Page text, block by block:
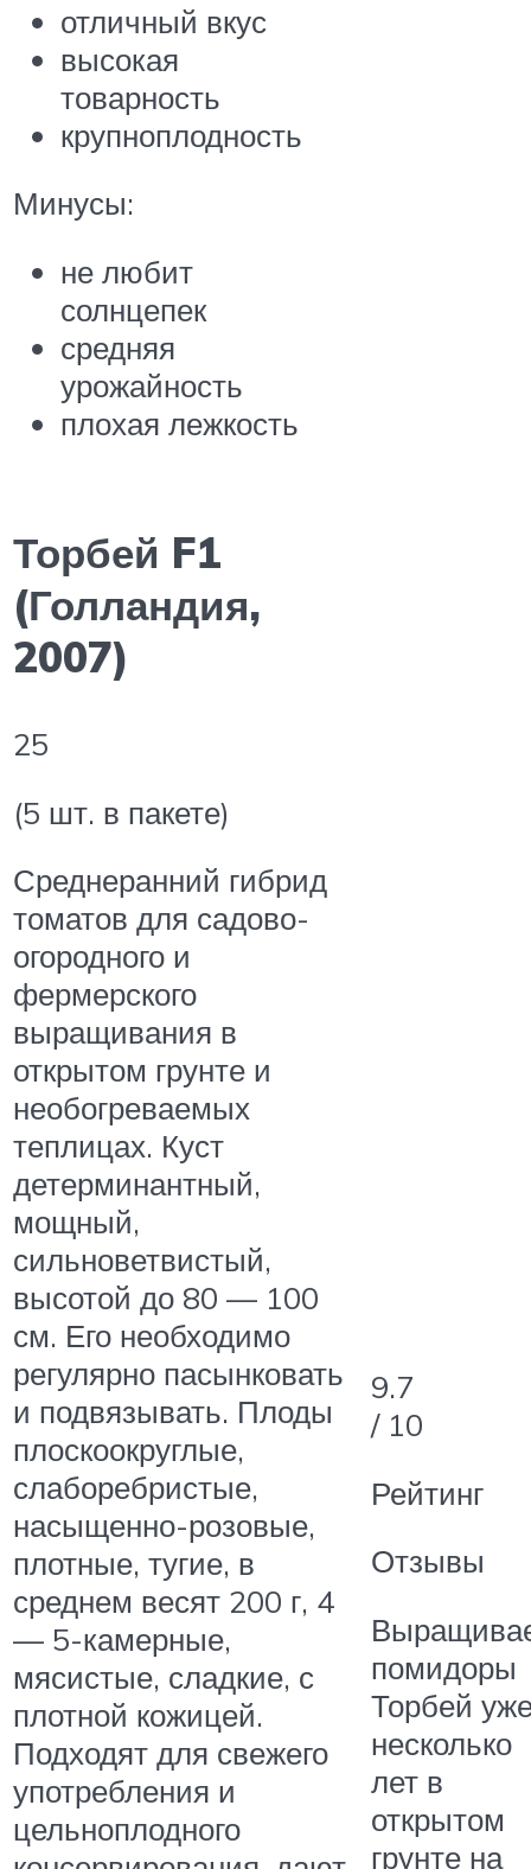
отличный вкус
высокая
товарность
крупноплодность
Минусы:
не любит
солнцепек
средняя
урожайность
плохая лежкость
Торбей F1
(Голландия,
2007)
25
(5 шт. в пакете)
Среднеранний гибрид
томатов для садово-
огородного и
фермерского
выращивания в
открытом грунте и
необогреваемых
теплицах. Куст
детерминантный,
мощный,
сильноветвистый,
высотой до 80 — 100
см. Его необходимо
регулярно пасынковать
и подвязывать. Плоды
плоскоокруглые,
слаборебристые,
насыщенно-розовые,
плотные, тугие, в
среднем весят 200 г, 4
— 5-камерные,
мясистые, сладкие, с
плотной кожицей.
Подходят для свежего
употребления и
цельноплодного
9.7
/ 10
Рейтинг
Отзывы
помидоры
Торбей
несколько
лет в
открытом
грунте на